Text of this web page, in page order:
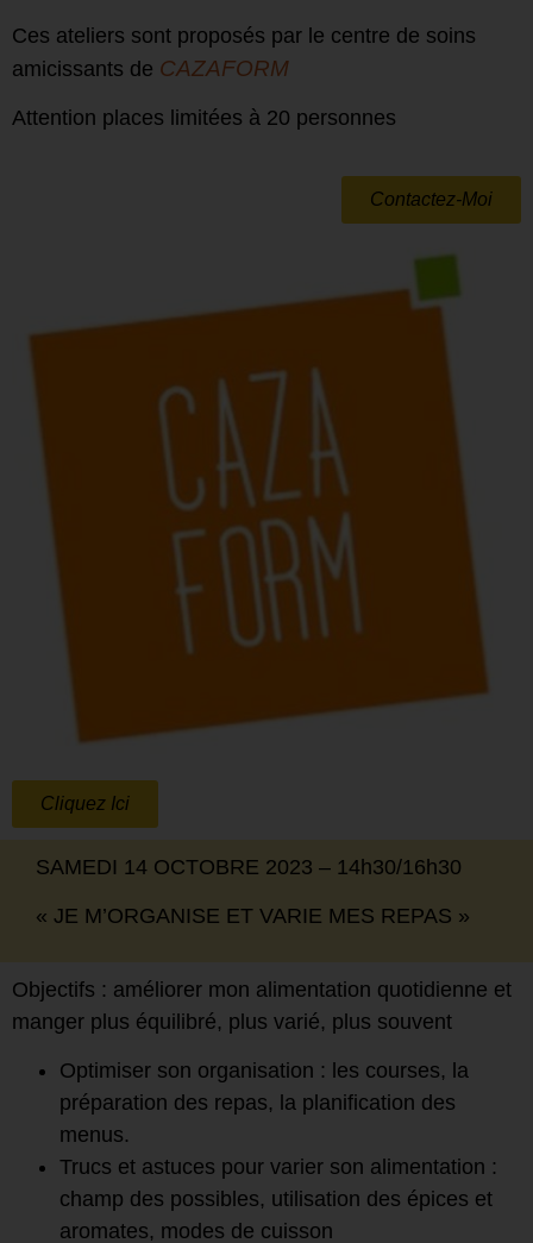
Ces ateliers sont proposés par le centre de soins
amicissants de CAZAFORM
Attention places limitées à 20 personnes
Contactez-Moi
Cliquez Ici
SAMEDI 14 OCTOBRE 2023 – 14h30/16h30
« JE M’ORGANISE ET VARIE MES REPAS »
Objectifs : améliorer mon alimentation quotidienne et
manger plus équilibré, plus varié, plus souvent
Optimiser son organisation : les courses, la
préparation des repas, la planification des
menus.
Trucs et astuces pour varier son alimentation :
champ des possibles, utilisation des épices et
aromates, modes de cuisson